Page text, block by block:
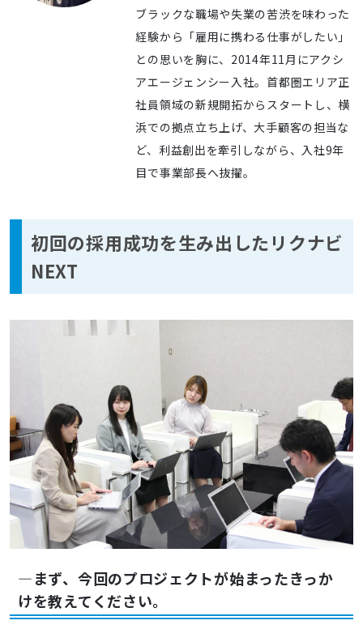
ブラックな職場や失業の苦渋を味わった
経験から「雇用に携わる仕事がしたい」
との思いを胸に、2014年11月にアクシ
アエージェンシー入社。首都圏エリア正
社員領域の新規開拓からスタートし、横
浜での拠点立ち上げ、大手顧客の担当な
ど、利益創出を牽引しながら、入社9年
目で事業部長へ抜擢。
初回の採用成功を生み出したリクナビ
NEXT
―まず、今回のプロジェクトが始まったきっか
けを教えてください。